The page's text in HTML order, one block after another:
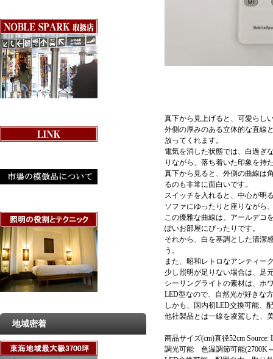
真下から見上げると、可愛らし
外側の厚みのある立体的な直線
放ってくれます。
電気を消した状態では、白過ぎ
りながら、落ち着いた印象を持
真下から見ると、外側の曲線は
るのも非常に面白いです。
スイッチを入れると、中心が明
ソファにゆったりと座りながら
この優雅な曲線は、アールデコ
ぽいお部屋にぴったりです。
それから、白を基調とした清潔
う。
また、昭和レトロなアンティー
少し照明が足りない場合は、足
シーリングライトの素材は、ホ
LED型なので、自然光が好きな
しかも、国内初LED交換可能、
他社製品とは一線を凌駕した、
商品サイズ(cm)直径52cm
調光可能 色温調節可能
地域密着